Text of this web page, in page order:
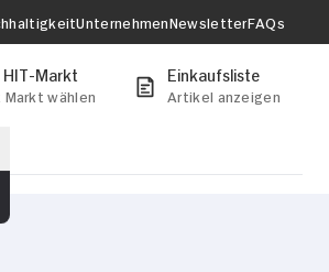
UnternehmenNewsletterFAQs
HIT-Markt
Markt wählen
Einkaufsliste
Artikel anzeigen